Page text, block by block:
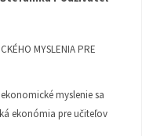
MYSLENIA PRE
myslenie sa
ekonómia pre učiteľov